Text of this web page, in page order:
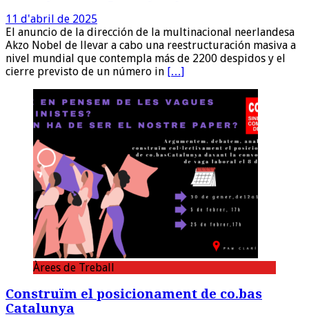
11 d'abril de 2025
El anuncio de la dirección de la multinacional neerlandesa
Akzo Nobel de llevar a cabo una reestructuración masiva a
nivel mundial que contempla más de 2200 despidos y el
cierre previsto de un número in […]
Àrees de Treball
Construïm el posicionament de co.bas
Catalunya